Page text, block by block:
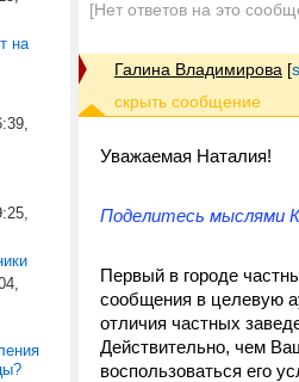
на
[Нет ответов на это
Галина Владимирова [
Уважаемая Наталия!
Поделитесь мыслями
Первый в городе
сообщения в целевую
отличия частных
Действительно, чем
воспользоваться его